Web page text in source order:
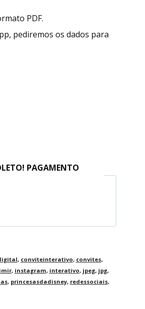
PDF.
pediremos os dados para
PAGAMENTO
, conviteinterativo, convites,
, instagram, interativo, jpeg, jpg,
, princesasdadisney, redessociais,